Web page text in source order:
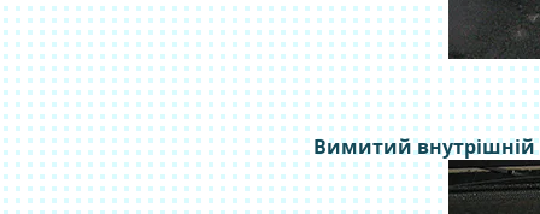
Вимитий внутрішній